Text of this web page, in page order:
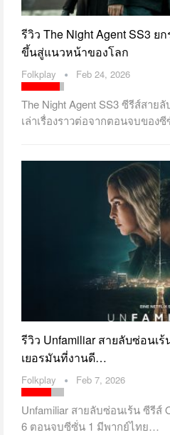
รีวิว The Night Agent SS3 ย
ขึ้นสู่แนวหน้าของโลก
Folkplay Feb 24, 2026
The Night Agent SS3 ซีรีส์สาย
เล่าเรื่องราวต่อจากตอนจบของ
รีวิว Unfamiliar สายลับซ่อนเ
เยอรมันที่งานดี…
Folkplay Feb 7, 2026
Unfamiliar สายลับซ่อนเร้น ซีรีส์
6 ตอนจบซีซั่น 1 มีพากย์ไทย…